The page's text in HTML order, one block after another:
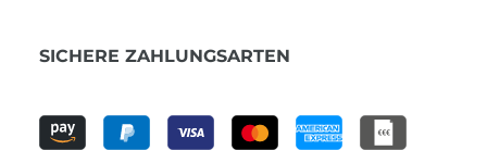
SICHERE ZAHLUNGSARTEN